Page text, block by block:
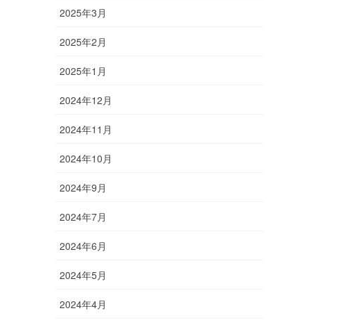
2025年3月
2025年2月
2025年1月
2024年12月
2024年11月
2024年10月
2024年9月
2024年7月
2024年6月
2024年5月
2024年4月